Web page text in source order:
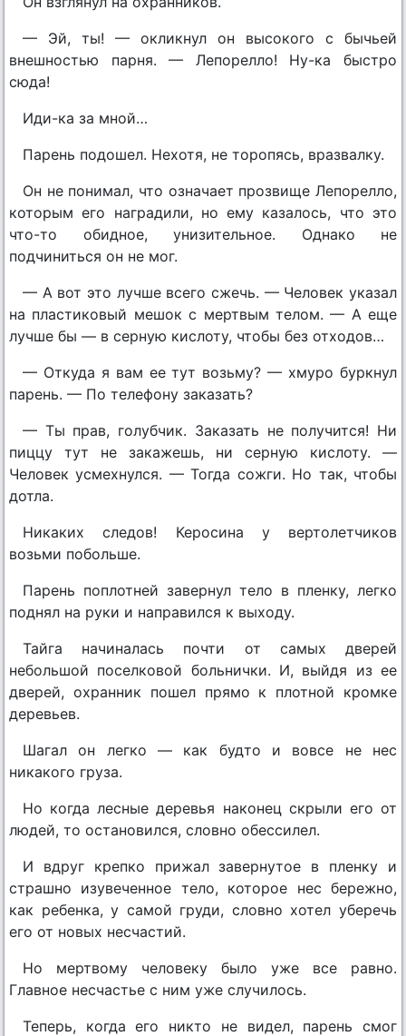
— Эй, ты! — окликнул он высокого с бычьей
внешностью парня. — Лепорелло! Ну-ка быстро
сюда!
Иди-ка за мной…
Парень подошел. Нехотя, не торопясь, вразвалку.
Он не понимал, что означает прозвище Лепорелло,
которым его наградили, но ему казалось, что это
что-то обидное, унизительное. Однако не
подчиниться он не мог.
— А вот это лучше всего сжечь. — Человек указал
на пластиковый мешок с мертвым телом. — А еще
лучше бы — в серную кислоту, чтобы без отходов…
— Откуда я вам ее тут возьму? — хмуро буркнул
парень. — По телефону заказать?
— Ты прав, голубчик. Заказать не получится! Ни
пиццу тут не закажешь, ни серную кислоту. —
Человек усмехнулся. — Тогда сожги. Но так, чтобы
дотла.
Никаких следов! Керосина у вертолетчиков
возьми побольше.
Парень поплотней завернул тело в пленку, легко
поднял на руки и направился к выходу.
Тайга начиналась почти от самых дверей
небольшой поселковой больнички. И, выйдя из ее
дверей, охранник пошел прямо к плотной кромке
деревьев.
Шагал он легко — как будто и вовсе не нес
никакого груза.
Но когда лесные деревья наконец скрыли его от
людей, то остановился, словно обессилел.
И вдруг крепко прижал завернутое в пленку и
страшно изувеченное тело, которое нес бережно,
как ребенка, у самой груди, словно хотел уберечь
его от новых несчастий.
Но мертвому человеку было уже все равно.
Главное несчастье с ним уже случилось.
Теперь, когда его никто не видел, парень смог